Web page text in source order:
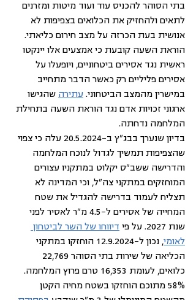
בתי הסוהר להכניס עוד ועוד מיטות ומזרנים
לתאים ולהחזיק את הכלואים בצפיפות לא
אנושית בעת הכרזה על מצב חירום כליאתי.
הוראת השעה קובעת כי אמצעים אלו יינקטו
ראשית נגד אסירים ביטחוניים, ויופעלו על
אסירים פליליים רק כאשר הדבר מתחייב
במישרין מהמצב הביטחוני. עתירה שהגישו
ארגוני זכויות אדם נגד הוראת השעה בתחילת
המלחמה נדחתה.
בדיון שנערך בבג"ץ ב-20.5.2024 עלה כי צפוי
שהצפיפות תמשיך לגדול לנוכח המלחמה
והדרישה ששב"ס יקלוט במתקניו עצורים
המוחזקים במתקני צה"ל, וכי המדינה לא
תצליח לעמוד בדרישה להגדיל את שטח
המחייה של אסירים ל-4.5 מ"ר לאסיר לפני
שנת 2027. על פי
דיווחו של השר לביטחון
לאומי
, נכון ל-12.9.2024 הוחזקו במתקני
הכליאה של שירות בתי הסוהר
כלואים, לעומת 16,353 טרם פרוץ המלחמה.
58% מתוכם הוחזקו בשטח מחיה הקטן